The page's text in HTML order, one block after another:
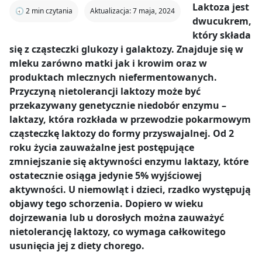
🕣 2 min czytania Aktualizacja: 7 maja, 2024
Laktoza jest
dwucukrem,
który składa
się z cząsteczki glukozy i galaktozy. Znajduje się w
mleku zarówno matki jak i krowim oraz w
produktach mlecznych niefermentowanych.
Przyczyną nietolerancji laktozy może być
przekazywany genetycznie niedobór enzymu –
laktazy, która rozkłada w przewodzie pokarmowym
cząsteczkę laktozy do formy przyswajalnej. Od 2
roku życia zauważalne jest postępujące
zmniejszanie się aktywności enzymu laktazy, które
ostatecznie osiąga jedynie 5% wyjściowej
aktywności. U niemowląt i dzieci, rzadko występują
objawy tego schorzenia. Dopiero w wieku
dojrzewania lub u dorosłych można zauważyć
nietolerancję laktozy, co wymaga całkowitego
usunięcia jej z diety chorego.